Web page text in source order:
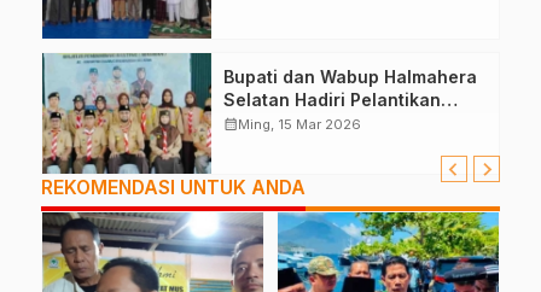
Bupati dan Wabup Halmahera
Selatan Hadiri Pelantikan
Mabiran Pramuka se-Kwarcab
calendar_monthMing, 15 Mar 2026
REKOMENDASI UNTUK ANDA